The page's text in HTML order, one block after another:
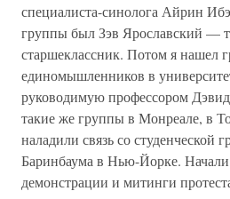
специалиста-синолога Айрин
группы был Зэв Ярославский —
старшеклассник. Потом я нашел
единомышленников в
руководимую профессором
такие же группы в Монреале, в
наладили связь со студенческой
Баринбаума в Нью-Йорке.
демонстрации и митинги